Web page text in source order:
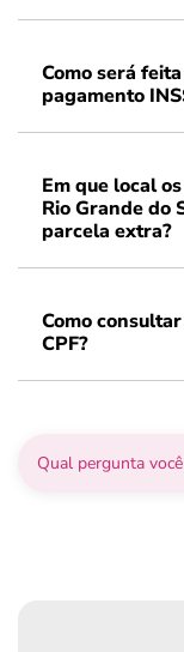
Como será
pagamento
Em que local
Rio Grande do
parcela extra?
Como
CPF?